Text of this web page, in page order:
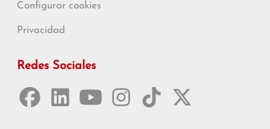
Configurar cookies
Privacidad
Redes Sociales